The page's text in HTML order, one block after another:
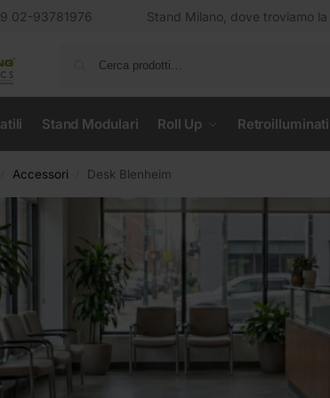
02-93781976 Stand Milano, dove troviamo
Stand Modulari Roll Up Retroilluminati
Accessori Desk Blenheim